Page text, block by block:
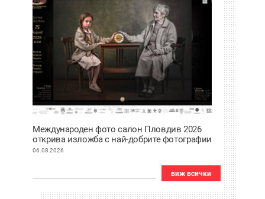
Международен фото салон Пловдив 2026
открива изложба с най-добрите фотографии
от тазгодишното издание
06.08.2026
виж всички